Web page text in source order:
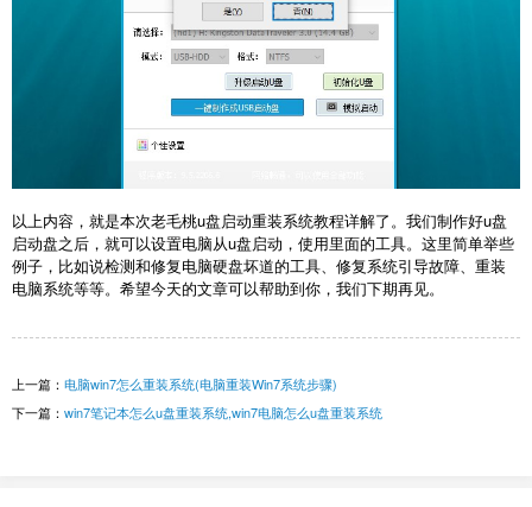
以上内容，就是本次老毛桃u盘启动重装系统教程详解了。我们制作好u盘
启动盘之后，就可以设置电脑从u盘启动，使用里面的工具。这里简单举些
例子，比如说检测和修复电脑硬盘坏道的工具、修复系统引导故障、重装
电脑系统等等。希望今天的文章可以帮助到你，我们下期再见。
上一篇： 电脑win7怎么重装系统(电脑重装Win7系统步骤)
下一篇： win7笔记本怎么u盘重装系统,win7电脑怎么u盘重装系统